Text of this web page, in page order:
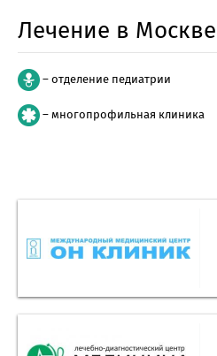
Лечение в Москве
– отделение педиатрии
– многопрофильная клиника